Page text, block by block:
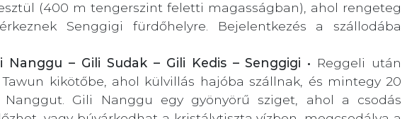
(400 m tengerszint feletti magasságban), ahol rengeteg
Senggigi fürdőhelyre. Bejelentkezés a szállodába
Nanggu – Gili Sudak – Gili Kedis – Senggigi • Reggeli után
kikötőbe, ahol külvillás hajóba szállnak, és mintegy 20
Gili Nanggu egy gyönyörű sziget, ahol a csodás